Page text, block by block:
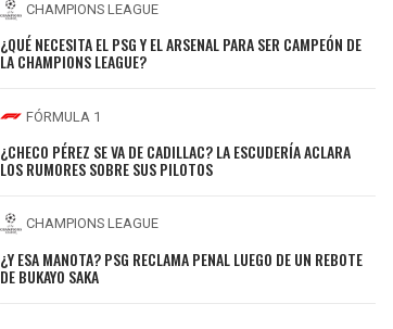
CHAMPIONS LEAGUE
¿QUÉ NECESITA EL PSG Y EL ARSENAL PARA SER CAMPEÓN DE
LA CHAMPIONS LEAGUE?
FÓRMULA 1
¿CHECO PÉREZ SE VA DE CADILLAC? LA ESCUDERÍA ACLARA
LOS RUMORES SOBRE SUS PILOTOS
CHAMPIONS LEAGUE
¿Y ESA MANOTA? PSG RECLAMA PENAL LUEGO DE UN REBOTE
DE BUKAYO SAKA